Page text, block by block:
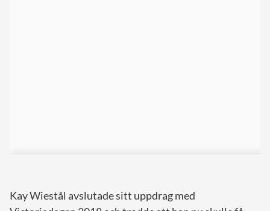
Kay Wiestål avslutade sitt uppdrag med